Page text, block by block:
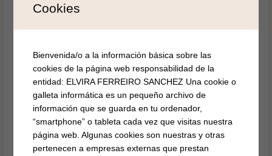
Western sites, CIS countries, topics – media, technology,
The article is posted forever, up to 2 dofollow links,
speed up indexing.
We pump up the posted article with external links
The sites are not spammed, up to 10 articles are
published per month. The sites are periodically pumped
up with external links and metrics are increased.
We accept finance, crypto, IT, gambling and other topics.
Cookies
Bienvenida/o a la información básica sobre las
cookies de la página web responsabilidad de la
entidad: ELVIRA FERREIRO SANCHEZ Una cookie o
galleta informática es un pequeño archivo de
información que se guarda en tu ordenador,
“smartphone” o tableta cada vez que visitas nuestra
página web. Algunas cookies son nuestras y otras
pertenecen a empresas externas que prestan